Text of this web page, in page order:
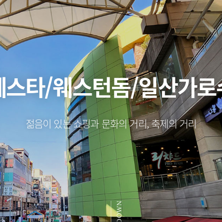
타/웨스턴돔/일산가
젊음이 있는 쇼핑과 문화의 거리, 축제의 거리